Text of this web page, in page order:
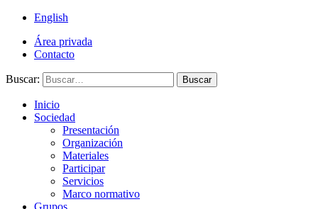
English
Área privada
Contacto
Buscar: Buscar
Inicio
Sociedad
Presentación
Organización
Materiales
Participar
Servicios
Marco normativo
Grupos